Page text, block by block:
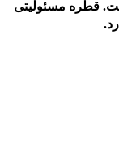
مسئولیتی